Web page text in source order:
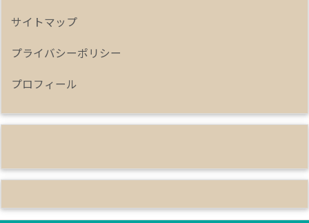
サイトマップ
プライバシーポリシー
プロフィール